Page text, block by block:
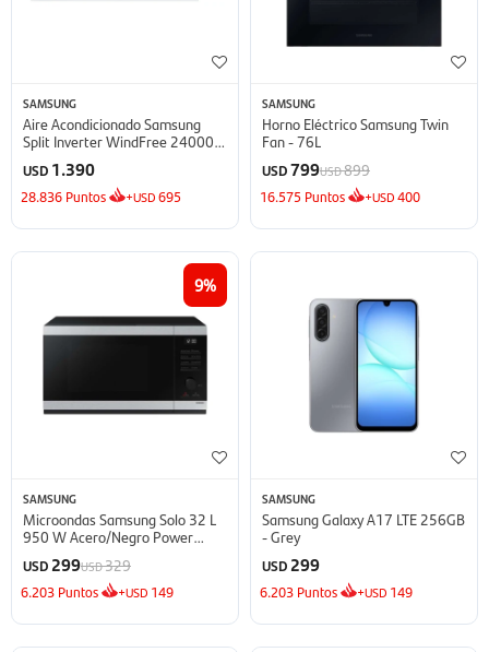
SAMSUNG
Aire Acondicionado Samsung
Split Inverter WindFree 24000
BTU - BTU
USD 1.390
28.836 Puntos +USD695
SAMSUNG
Horno Eléctrico Samsung Twin
Fan - 76L
USD799USD899
16.575 Puntos +USD400
9
SAMSUNG
Microondas Samsung Solo 32 L
950 W Acero/Negro Power
USD 299USD329
6.203 Puntos +USD 149
SAMSUNG
Samsung Galaxy A17 LTE 256GB
- Grey
USD 299
6.203 Puntos +USD 149